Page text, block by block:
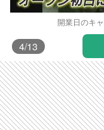
開業日のキ
4/13